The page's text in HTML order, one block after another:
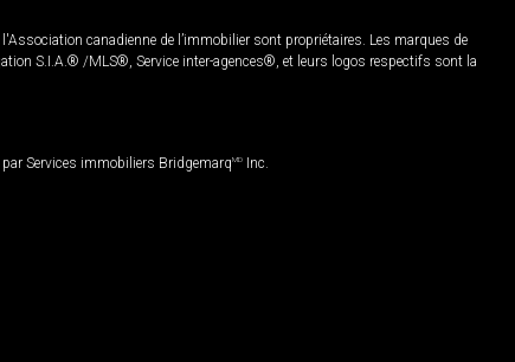
canadienne de l’immobilier sont propriétaires. Les marques de
S.I.A.® /MLS®, Service inter-agences®, et leurs logos respectifs sont la
Services immobiliers BridgemarqMD Inc.